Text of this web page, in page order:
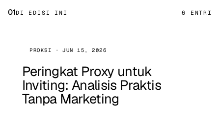
01DI EDISI INI 6 ENTRI
PROKSI · JUN 15, 2026
Peringkat Proxy untuk
Inviting: Analisis Praktis
Tanpa Marketing